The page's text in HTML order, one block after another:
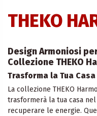
THEKO
Design Armoniosi
Collezione THEKO
Trasforma la Tua
La collezione THEKO
trasformerà la tua casa
recuperare le energie.